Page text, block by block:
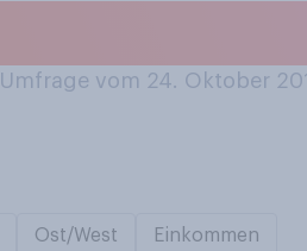
Umfrage vom 24. Oktober
Ost/West Einkommen